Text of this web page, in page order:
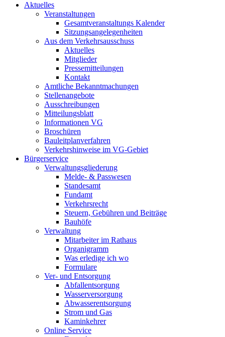
Aktuelles
Veranstaltungen
Gesamtveranstaltungs Kalender
Sitzungsangelegenheiten
Aus dem Verkehrsausschuss
Aktuelles
Mitglieder
Pressemitteilungen
Kontakt
Amtliche Bekanntmachungen
Stellenangebote
Ausschreibungen
Mitteilungsblatt
Informationen VG
Broschüren
Bauleitplanverfahren
Verkehrshinweise im VG-Gebiet
Bürgerservice
Verwaltungsgliederung
Melde- & Passwesen
Standesamt
Fundamt
Verkehrsrecht
Steuern, Gebühren und Beiträge
Bauhöfe
Verwaltung
Mitarbeiter im Rathaus
Organigramm
Was erledige ich wo
Formulare
Ver- und Entsorgung
Abfallentsorgung
Wasserversorgung
Abwasserentsorgung
Strom und Gas
Kaminkehrer
Online Service